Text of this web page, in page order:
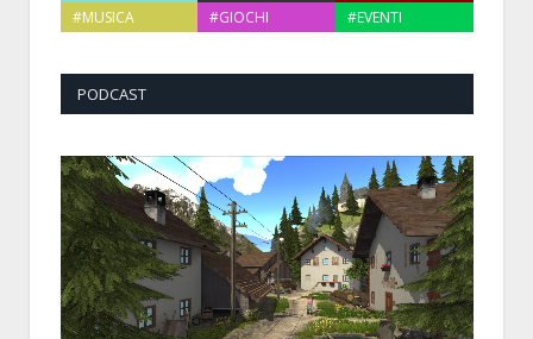
#MUSICA
#GIOCHI #EVENTI
PODCAST